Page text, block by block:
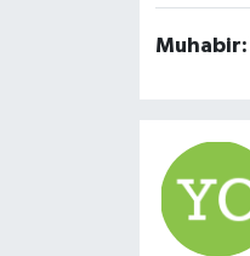
Muhabir: